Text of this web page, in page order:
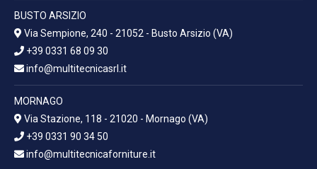
BUSTO ARSIZIO
Via Sempione, 240 - 21052 - Busto Arsizio (VA)
+39 0331 68 09 30
info@multitecnicasrl.it
MORNAGO
Via Stazione, 118 - 21020 - Mornago (VA)
+39 0331 90 34 50
info@multitecnicaforniture.it